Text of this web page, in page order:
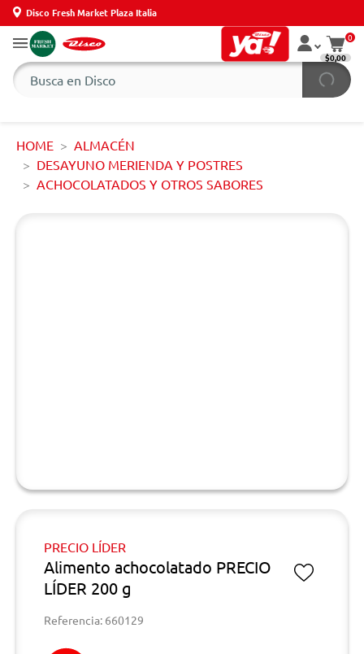
Disco Fresh Market Plaza Italia
0
$0,00
HOME
ALMACÉN
DESAYUNO MERIENDA Y POSTRES
ACHOCOLATADOS Y OTROS SABORES
PRECIO LÍDER
Alimento achocolatado PRECIO
LÍDER 200 g
Referencia: 660129